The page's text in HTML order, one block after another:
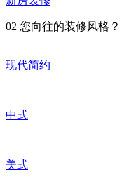
02 您向往的装修风格？
现代简约
中式
美式